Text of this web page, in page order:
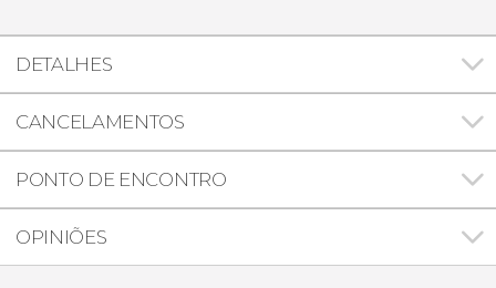
DETALHES
CANCELAMENTOS
PONTO DE ENCONTRO
OPINIÕES